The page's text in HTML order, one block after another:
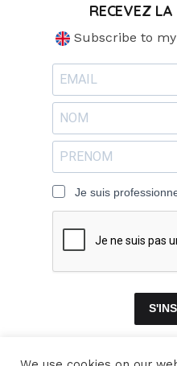
RECEVEZ
Subscribe to my
Je suis